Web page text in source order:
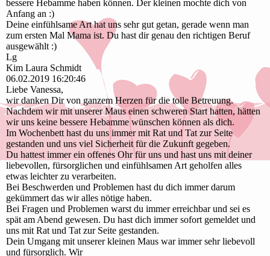
bessere Hebamme haben können. Der kleinen mochte dich von
Anfang an :)
Deine einfühlsame Art hat uns sehr gut getan, gerade wenn man
zum ersten Mal Mama ist. Du hast dir genau den richtigen Beruf
ausgewählt :)
Lg
Kim Laura Schmidt
06.02.2019 16:20:46
Liebe Vanessa,
wir danken Dir von ganzem Herzen für die tolle Betreuung.
Nachdem wir mit unserer Maus einen schweren Start hatten, hätten
wir uns keine bessere Hebamme wünschen können als dich.
Im Wochenbett hast du uns immer mit Rat und Tat zur Seite
gestanden und uns viel Sicherheit für die Zukunft gegeben.
Du hattest immer ein offenes Ohr für uns und hast uns mit deiner
liebevollen, fürsorglichen und einfühlsamen Art geholfen alles
etwas leichter zu verarbeiten.
Bei Beschwerden und Problemen hast du dich immer darum
gekümmert das wir alles nötige haben.
Bei Fragen und Problemen warst du immer erreichbar und sei es
spät am Abend gewesen. Du hast dich immer sofort gemeldet und
uns mit Rat und Tat zur Seite gestanden.
Dein Umgang mit unserer kleinen Maus war immer sehr liebevoll
und fürsorglich. Wir